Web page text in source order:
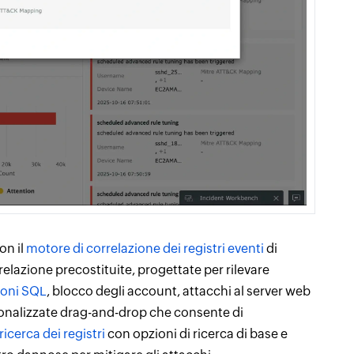
il motore di correlazione dei registri eventi di
precostituite, progettate per rilevare
SQL, blocco degli account, attacchi al server web
drag-and-drop che consente di
ricerca dei registri con opzioni di ricerca di base e